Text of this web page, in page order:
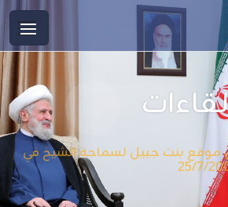
موقع بنت جبيل لسماحة الشيخ في